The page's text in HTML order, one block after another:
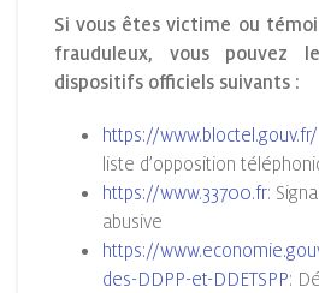
Si vous êtes victime ou
frauduleux, vous pouvez
dispositifs officiels suivants :
https://www.bloctel.gouv.fr/
liste d’opposition
https://www.33700.fr:
abusive
https://
des-DDPP-et-DDETSPP: